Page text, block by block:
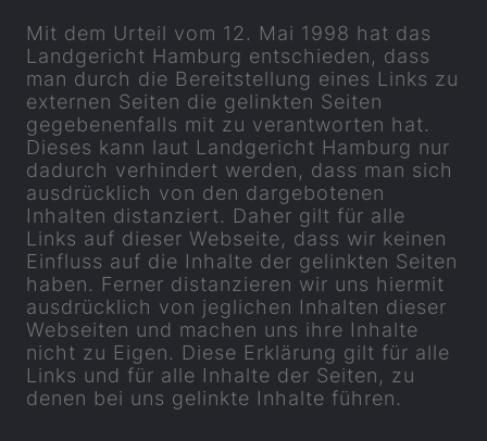
Mit dem Urteil vom 12. Mai 1998 hat das
Landgericht Hamburg entschieden, dass
man durch die Bereitstellung eines Links zu
externen Seiten die gelinkten Seiten
gegebenenfalls mit zu verantworten hat.
Dieses kann laut Landgericht Hamburg nur
dadurch verhindert werden, dass man sich
ausdrücklich von den dargebotenen
Inhalten distanziert. Daher gilt für alle
Links auf dieser Webseite, dass wir keinen
Einfluss auf die Inhalte der gelinkten Seiten
haben. Ferner distanzieren wir uns hiermit
ausdrücklich von jeglichen Inhalten dieser
Webseiten und machen uns ihre Inhalte
nicht zu Eigen. Diese Erklärung gilt für alle
Links und für alle Inhalte der Seiten, zu
denen bei uns gelinkte Inhalte führen.